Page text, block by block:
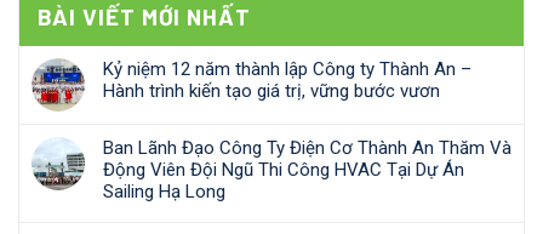
BÀI VIẾT MỚI NHẤT
Kỷ niệm 12 năm thành lập Công ty Thành An –
Hành trình kiến tạo giá trị, vững bước vươn
Ban Lãnh Đạo Công Ty Điện Cơ Thành An Thăm Và
Động Viên Đội Ngũ Thi Công HVAC Tại Dự Án
Sailing Hạ Long